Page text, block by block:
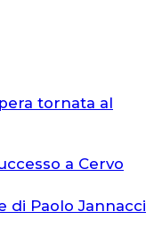
tornata al
a Cervo
di Paolo Jannacci